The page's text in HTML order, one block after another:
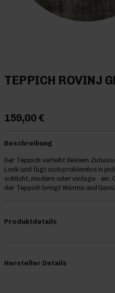
TEPPICH ROVINJ
159,00 €
Beschreibung
Der Teppich verleiht Deinem
Look und fügt sich problemlos in
schlicht, modern oder vintage - ein.
der Teppich bringt Wärme und
Produktdetails
Hersteller Details